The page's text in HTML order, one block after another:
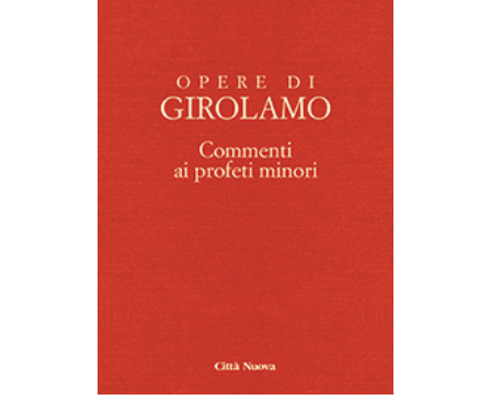
AGGIUNGI AL CARRELLO